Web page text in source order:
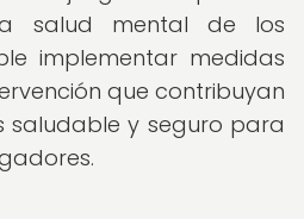
salud mental de los
implementar medidas
que contribuyan
saludable y seguro para